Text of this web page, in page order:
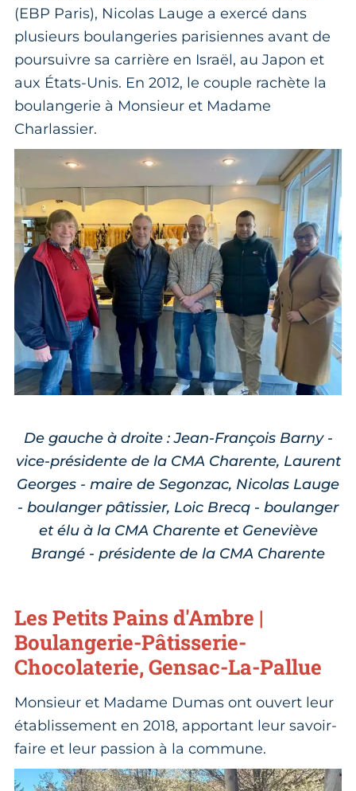
(EBP Paris), Nicolas Lauge a exercé dans
plusieurs boulangeries parisiennes avant de
poursuivre sa carrière en Israël, au Japon et
aux États-Unis. En 2012, le couple rachète la
boulangerie à Monsieur et Madame
Charlassier.
De gauche à droite : Jean-François Barny -
vice-présidente de la CMA Charente, Laurent
Georges - maire de Segonzac, Nicolas Lauge
- boulanger pâtissier, Loic Brecq - boulanger
et élu à la CMA Charente et Geneviève
Brangé - présidente de la CMA Charente
Les Petits Pains d'Ambre |
Boulangerie-Pâtisserie-
Chocolaterie, Gensac-La-Pallue
Monsieur et Madame Dumas ont ouvert leur
établissement en 2018, apportant leur savoir-
faire et leur passion à la commune.